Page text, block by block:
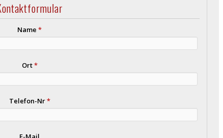
Name*
Ort*
Telefon-Nr*